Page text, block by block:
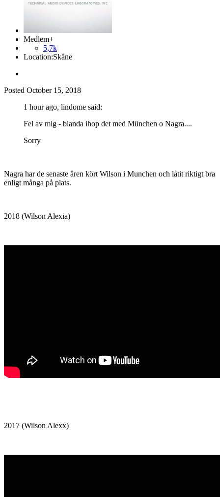
Medlem+
5,7k
Location:Skåne
Posted October 15, 2018
1 hour ago, lindome said:
Fel av mig - blanda ihop det med München o Nagra....
Sorry
Nagra har de senaste åren kört Wilson i Munchen och låtit riktigt bra
enligt många på plats.
2018 (Wilson Alexia)
2017 (Wilson Alexx)